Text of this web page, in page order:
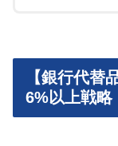
【銀行代替
6%以上戦略